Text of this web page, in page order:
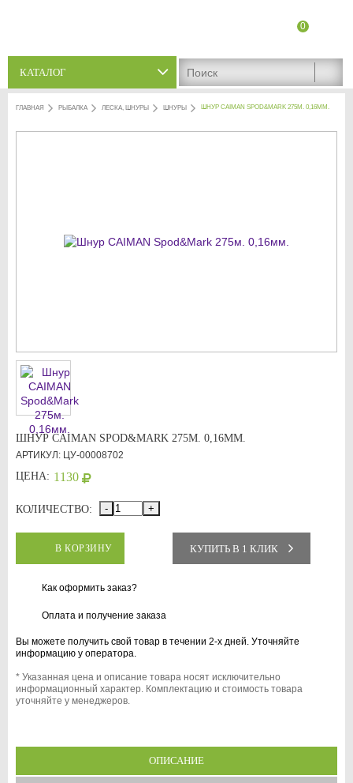
0
КАТАЛОГ
ГЛАВНАЯ РЫБАЛКА ЛЕСКА, ШНУРЫ ШНУРЫ ШНУР CAIMAN SPOD&MARK 275М. 0,16ММ.
ШНУР CAIMAN SPOD&MARK 275М. 0,16ММ.
АРТИКУЛ: ЦУ-00008702
ЦЕНА: 1130
КОЛИЧЕСТВО: - +
В КОРЗИНУ КУПИТЬ В 1 КЛИК
Как оформить заказ?
Оплата и получение заказа
Вы можете получить свой товар в течении 2-х дней. Уточняйте
информацию у оператора.
* Указанная цена и описание товара носят исключительно
информационный характер. Комплектацию и стоимость товара
уточняйте у менеджеров.
ОПИСАНИЕ